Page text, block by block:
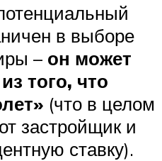
в выборе
– он может
того, что
(что в целом
застройщик и
ставку).